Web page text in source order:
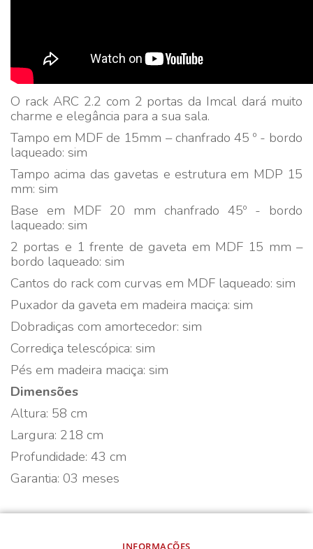
O rack ARC 2.2 com 2 portas da Imcal dará muito
charme e elegância para a sua sala.
Tampo em MDF de 15mm – chanfrado 45 º - bordo
laqueado: sim
Tampo acima das gavetas e estrutura em MDP 15
mm: sim
Base em MDF 20 mm chanfrado 45º - bordo
laqueado: sim
2 portas e 1 frente de gaveta em MDF 15 mm –
bordo laqueado: sim
Cantos do rack com curvas em MDF laqueado: sim
Puxador da gaveta em madeira maciça: sim
Dobradiças com amortecedor: sim
Corrediça telescópica: sim
Pés em madeira maciça: sim
Dimensões
Altura: 58 cm
Largura: 218 cm
Profundidade: 43 cm
Garantia: 03 meses
INFORMAÇÕES